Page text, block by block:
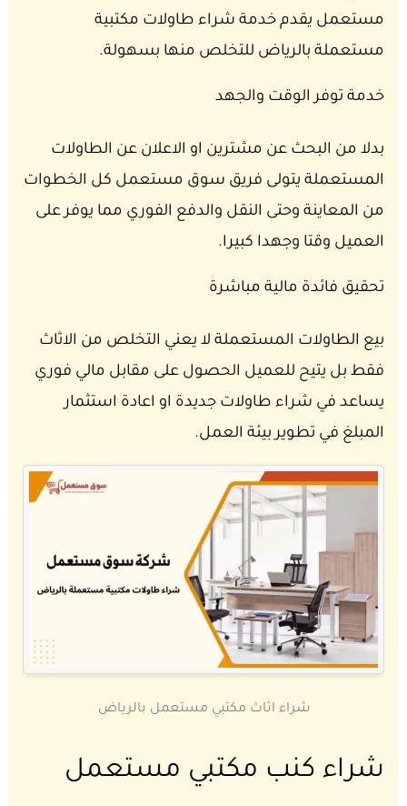
مستعمل يقدم خدمة شراء طاولات مكتبية
مستعملة بالرياض للتخلص منها بسهولة.
خدمة توفر الوقت والجهد
بدلا من البحث عن مشترين او الاعلان عن الطاولات
المستعملة يتولى فريق سوق مستعمل كل الخطوات
من المعاينة وحتى النقل والدفع الفوري مما يوفر على
العميل وقتا وجهدا كبيرا.
تحقيق فائدة مالية مباشرة
بيع الطاولات المستعملة لا يعني التخلص من الاثاث
فقط بل يتيح للعميل الحصول على مقابل مالي فوري
يساعد في شراء طاولات جديدة او اعادة استثمار
المبلغ في تطوير بيئة العمل.
شراء اثاث مكتبي مستعمل بالرياض
شراء كنب مكتبي مستعمل